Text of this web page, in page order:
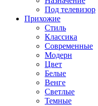
Под телевизор
Прихожие
Стиль
Классика
Современные
Модерн
Цвет
Белые
Венге
Светлые
Темные